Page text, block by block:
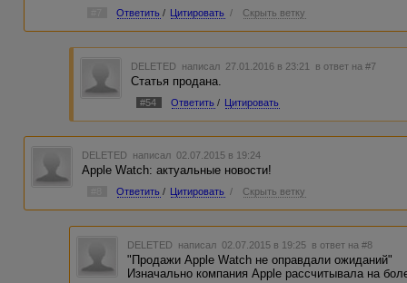
Ответить / Цитировать / Скрыть ветку
DELETED написал 27.01.2016 в 23:21 в ответ на #7
Статья продана.
#54 Ответить / Цитировать
DELETED написал 02.07.2015 в 19:24
Apple Watch: актуальные новости!
Ответить / Цитировать / Скрыть ветку
DELETED написал 02.07.2015 в 19:25 в ответ на #8
"Продажи Apple Watch не оправдали ожиданий"
Изначально компания Apple рассчитывала на